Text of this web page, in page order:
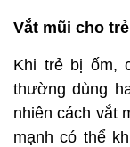
Vắt mũi cho trẻ
Khi trẻ bị ốm,
thường dùng
nhiên cách vắt
mạnh có thể